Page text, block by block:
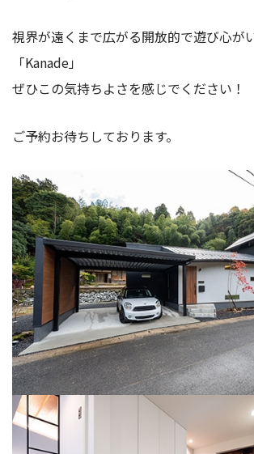
視界が遠くまで広がる開放的で遊び心が
「Kanade」
ぜひこの気持ちよさを感じでください！
ご予約お待ちしております。